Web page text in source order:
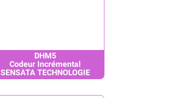
DHM5
Codeur Incrémental
SENSATA TECHNOLOGIE